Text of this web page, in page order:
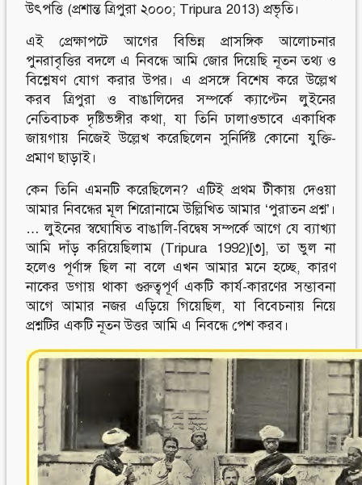
উৎপত্তি (প্রশান্ত ত্রিপুরা ২০০০; Tripura 2013) প্রভৃতি।
এই প্রেক্ষাপটে আগের বিভিন্ন প্রাসঙ্গিক আলোচনার
পুনরাবৃত্তির বদলে এ নিবন্ধে আমি জোর দিয়েছি নূতন তথ্য ও
বিশ্লেষণ যোগ করার উপর। এ প্রসঙ্গে বিশেষ করে উল্লেখ
করব ত্রিপুরা ও বাঙালিদের সম্পর্কে ক্যাপ্টেন লুইনের
নেতিবাচক দৃষ্টিভঙ্গীর কথা, যা তিনি ঢালাওভাবে একাধিক
জায়গায় নিজেই উল্লেখ করেছিলেন সুনির্দিষ্ট কোনো যুক্তি-
প্রমাণ ছাড়াই।
কেন তিনি এমনটি করেছিলেন? এটিই প্রথম টীকায় দেওয়া
আমার নিবন্ধের মূল শিরোনামে উল্লিখিত আমার ‘পুরাতন প্রশ্ন’।
… লুইনের স্বঘোষিত বাঙালি-বিদ্বেষ সম্পর্কে আগে যে ব্যাখ্যা
আমি দাঁড় করিয়েছিলাম (Tripura 1992)[৩], তা ভুল না
হলেও পূর্ণাঙ্গ ছিল না বলে এখন আমার মনে হচ্ছে, কারণ
নাকের ডগায় থাকা গুরুত্বপূর্ণ একটি কার্য-কারণের সম্ভাবনা
আগে আমার নজর এড়িয়ে গিয়েছিল, যা বিবেচনায় নিয়ে
প্রশ্নটির একটি নূতন উত্তর আমি এ নিবন্ধে পেশ করব।